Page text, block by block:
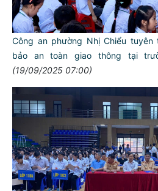
Công an phường Nhị Chiểu
bảo an toàn giao thông tại
(19/09/2025 07:00)